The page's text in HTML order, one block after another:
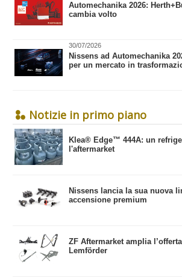
Automechanika 2026:
cambia volto
30/07/2026
Nissens ad Automechanika
per un mercato in
Notizie in primo piano
​Klea® Edge™ 444A: un
l'aftermarket
Nissens lancia la sua nuova
accensione premium
ZF Aftermarket amplia
Lemförder